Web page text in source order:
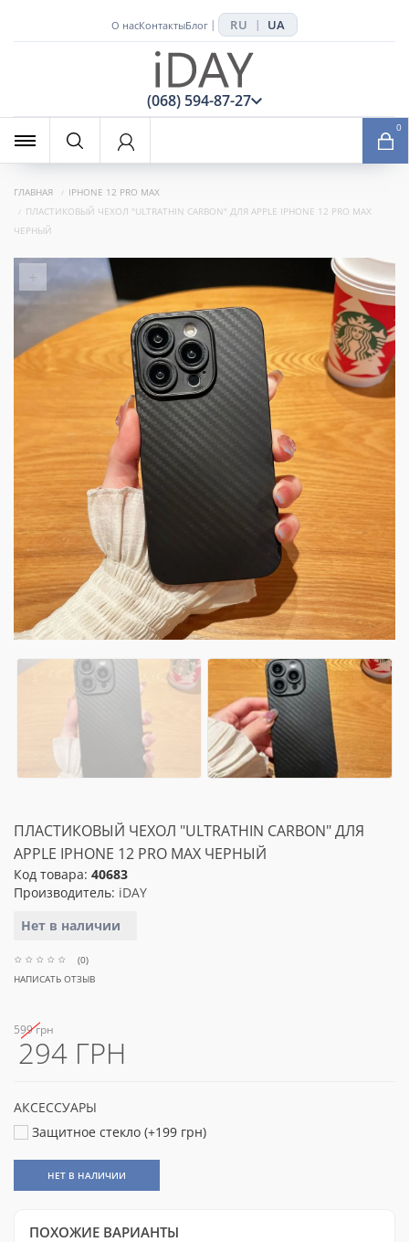
О насКонтактыБлог | RU | UA
(068) 594-87-27
0
ГЛАВНАЯ
IPHONE 12 PRO MAX
ПЛАСТИКОВЫЙ ЧЕХОЛ "ULTRATHIN CARBON" ДЛЯ APPLE IPHONE 12 PRO MAX
ЧЕРНЫЙ
+
ПЛАСТИКОВЫЙ ЧЕХОЛ "ULTRATHIN CARBON" ДЛЯ
APPLE IPHONE 12 PRO MAX ЧЕРНЫЙ
Код товара: 40683
Производитель: iDAY
Нет в наличии
(0)
НАПИСАТЬ ОТЗЫВ
599 грн
294 ГРН
АКСЕССУАРЫ
Защитное стекло (+199 грн)
НЕТ В НАЛИЧИИ
ПОХОЖИЕ ВАРИАНТЫ